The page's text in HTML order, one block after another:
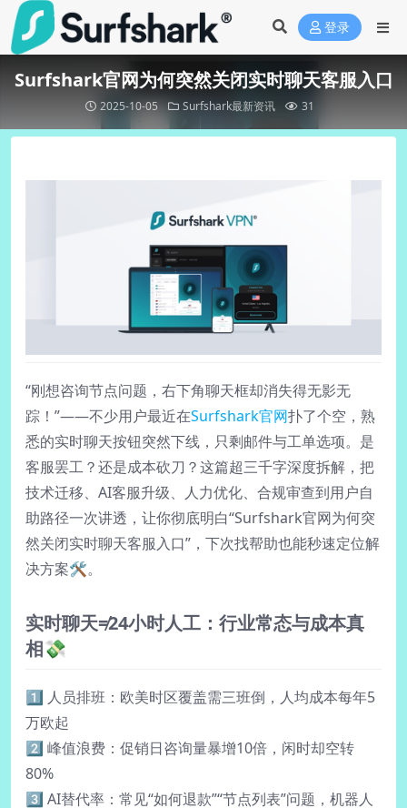
登录
Surfshark官网为何突然关闭实时聊天客服入口
2025-10-05 Surfshark最新资讯 31
“刚想咨询节点问题，右下角聊天框却消失得无影无
踪！”——不少用户最近在Surfshark官网扑了个空，熟
悉的实时聊天按钮突然下线，只剩邮件与工单选项。是
客服罢工？还是成本砍刀？这篇超三千字深度拆解，把
技术迁移、AI客服升级、人力优化、合规审查到用户自
助路径一次讲透，让你彻底明白“Surfshark官网为何突
然关闭实时聊天客服入口”，下次找帮助也能秒速定位解
决方案🛠️。
实时聊天≠24小时人工：行业常态与成本真
相💸
1️⃣ 人员排班：欧美时区覆盖需三班倒，人均成本每年5
万欧起
2️⃣ 峰值浪费：促销日咨询量暴增10倍，闲时却空转
80%
3️⃣ AI替代率：常见“如何退款”“节点列表”问题，机器人